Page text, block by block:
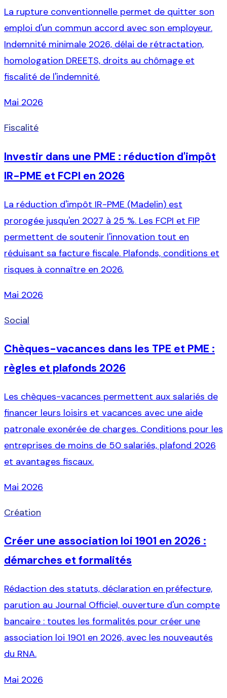
La rupture conventionnelle permet de quitter son
emploi d'un commun accord avec son employeur.
Indemnité minimale 2026, délai de rétractation,
homologation DREETS, droits au chômage et
fiscalité de l'indemnité.
Mai 2026
Fiscalité
Investir dans une PME : réduction d'impôt
IR-PME et FCPI en 2026
La réduction d'impôt IR-PME (Madelin) est
prorogée jusqu'en 2027 à 25 %. Les FCPI et FIP
permettent de soutenir l'innovation tout en
réduisant sa facture fiscale. Plafonds, conditions et
risques à connaître en 2026.
Mai 2026
Social
Chèques-vacances dans les TPE et PME :
règles et plafonds 2026
Les chèques-vacances permettent aux salariés de
financer leurs loisirs et vacances avec une aide
patronale exonérée de charges. Conditions pour les
entreprises de moins de 50 salariés, plafond 2026
et avantages fiscaux.
Mai 2026
Création
Créer une association loi 1901 en 2026 :
démarches et formalités
Rédaction des statuts, déclaration en préfecture,
parution au Journal Officiel, ouverture d'un compte
bancaire : toutes les formalités pour créer une
association loi 1901 en 2026, avec les nouveautés
du RNA.
Mai 2026